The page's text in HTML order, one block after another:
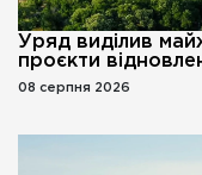
Уряд виділив
проєкти
08 серпня 2026